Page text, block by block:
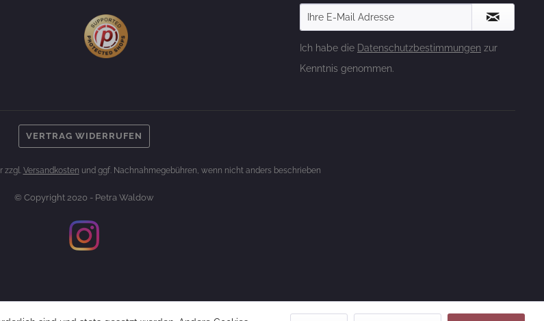
Ich habe die Datenschutzbestimmungen zur
Kenntnis genommen.
VERTRAG WIDERRUFEN
zzgl. Versandkosten und ggf. Nachnahmegebühren, wenn nicht anders beschrieben
© Copyright 2020 - Petra Waldow